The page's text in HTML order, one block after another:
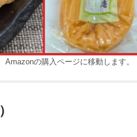
Amazonの購入ページに移動します。